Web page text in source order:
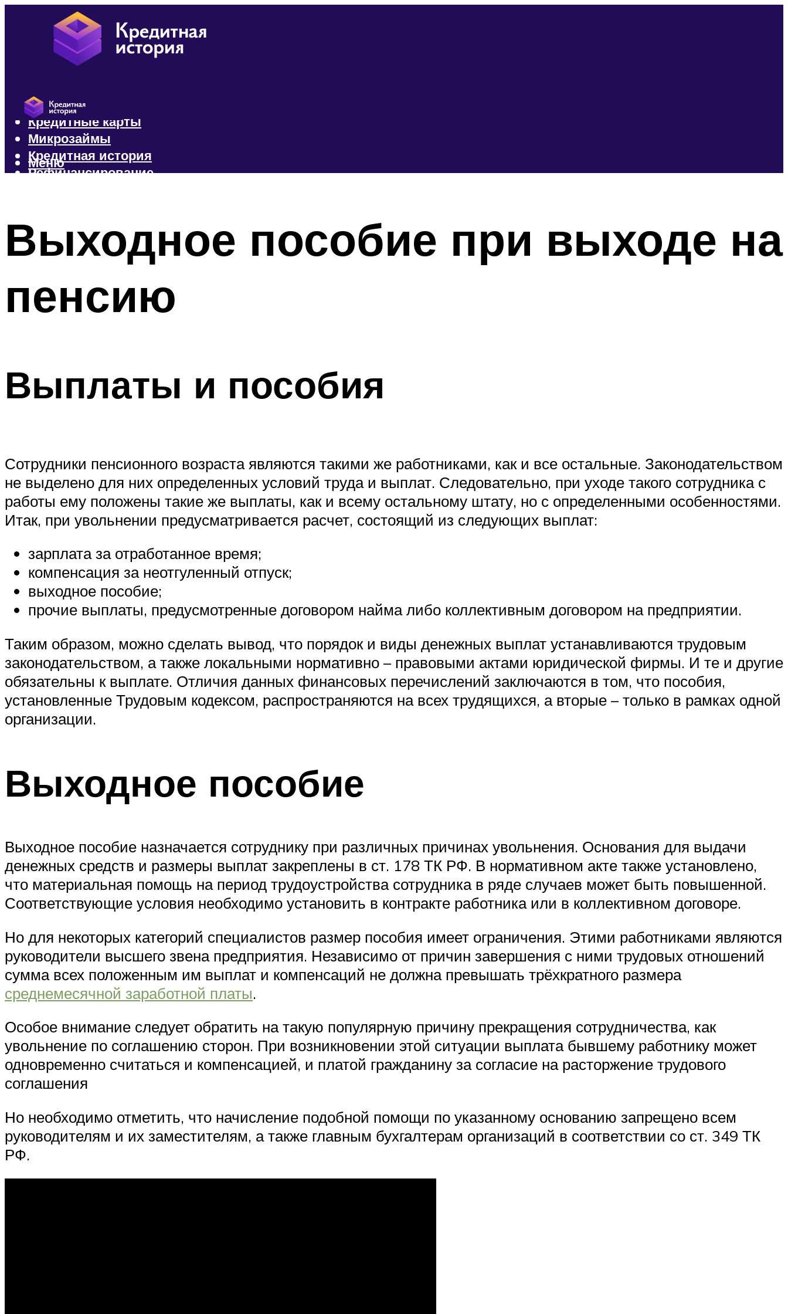
Кредиты
Кредитные карты
Микрозаймы
Кредитная история
Рефинансирование
Меню
Выходное пособие при выходе на
пенсию
Выплаты и пособия
Сотрудники пенсионного возраста являются такими же работниками, как и все остальные. Законодательством
не выделено для них определенных условий труда и выплат. Следовательно, при уходе такого сотрудника с
работы ему положены такие же выплаты, как и всему остальному штату, но с определенными особенностями.
Итак, при увольнении предусматривается расчет, состоящий из следующих выплат:
зарплата за отработанное время;
компенсация за неотгуленный отпуск;
выходное пособие;
прочие выплаты, предусмотренные договором найма либо коллективным договором на предприятии.
Таким образом, можно сделать вывод, что порядок и виды денежных выплат устанавливаются трудовым
законодательством, а также локальными нормативно – правовыми актами юридической фирмы. И те и другие
обязательны к выплате. Отличия данных финансовых перечислений заключаются в том, что пособия,
установленные Трудовым кодексом, распространяются на всех трудящихся, а вторые – только в рамках одной
организации.
Выходное пособие
Выходное пособие назначается сотруднику при различных причинах увольнения. Основания для выдачи
денежных средств и размеры выплат закреплены в ст. 178 ТК РФ. В нормативном акте также установлено,
что материальная помощь на период трудоустройства сотрудника в ряде случаев может быть повышенной.
Соответствующие условия необходимо установить в контракте работника или в коллективном договоре.
Но для некоторых категорий специалистов размер пособия имеет ограничения. Этими работниками являются
руководители высшего звена предприятия. Независимо от причин завершения с ними трудовых отношений
сумма всех положенным им выплат и компенсаций не должна превышать трёхкратного размера
среднемесячной заработной платы.
Особое внимание следует обратить на такую популярную причину прекращения сотрудничества, как
увольнение по соглашению сторон. При возникновении этой ситуации выплата бывшему работнику может
одновременно считаться и компенсацией, и платой гражданину за согласие на расторжение трудового
соглашения
Но необходимо отметить, что начисление подобной помощи по указанному основанию запрещено всем
руководителям и их заместителям, а также главным бухгалтерам организаций в соответствии со ст. 349 ТК
РФ.